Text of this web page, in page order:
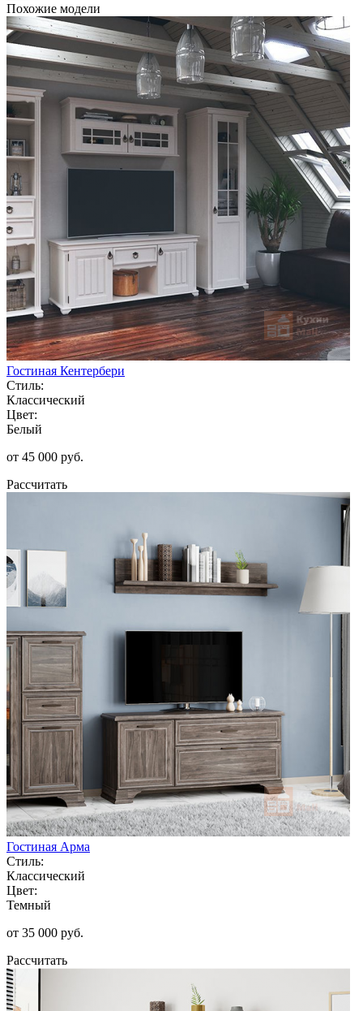
Похожие модели
Гостиная Кентербери
Стиль:
Классический
Цвет:
Белый
от 45 000 руб.
Рассчитать
Гостиная Арма
Стиль:
Классический
Цвет:
Темный
от 35 000 руб.
Рассчитать